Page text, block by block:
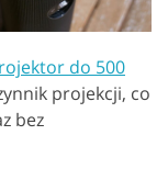
do 500
projekcji, co
bez